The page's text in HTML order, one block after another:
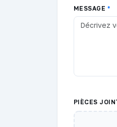
MESSAGE *
PIÈCES